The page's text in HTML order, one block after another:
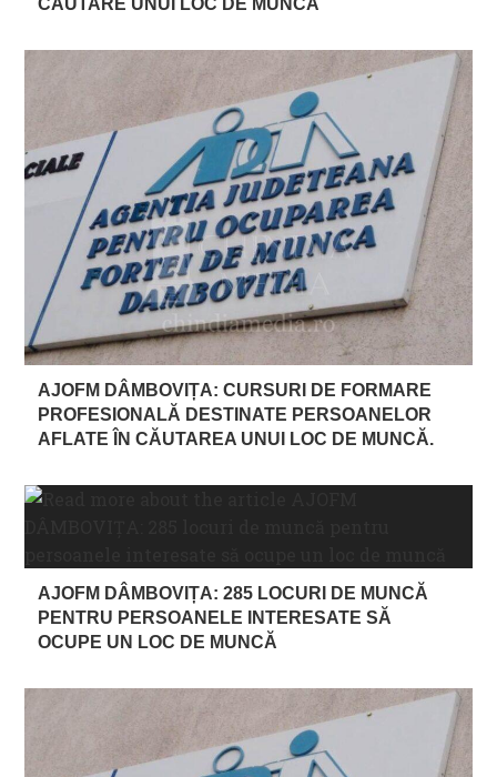
AJOFM DÂMBOVIȚA: CURSURI DE FORMARE
PROFESIONALĂ DESTINATE PERSOANELOR
AFLATE ÎN CĂUTAREA UNUI LOC DE MUNCĂ.
AJOFM DÂMBOVIȚA: 285 LOCURI DE MUNCĂ
PENTRU PERSOANELE INTERESATE SĂ
OCUPE UN LOC DE MUNCĂ